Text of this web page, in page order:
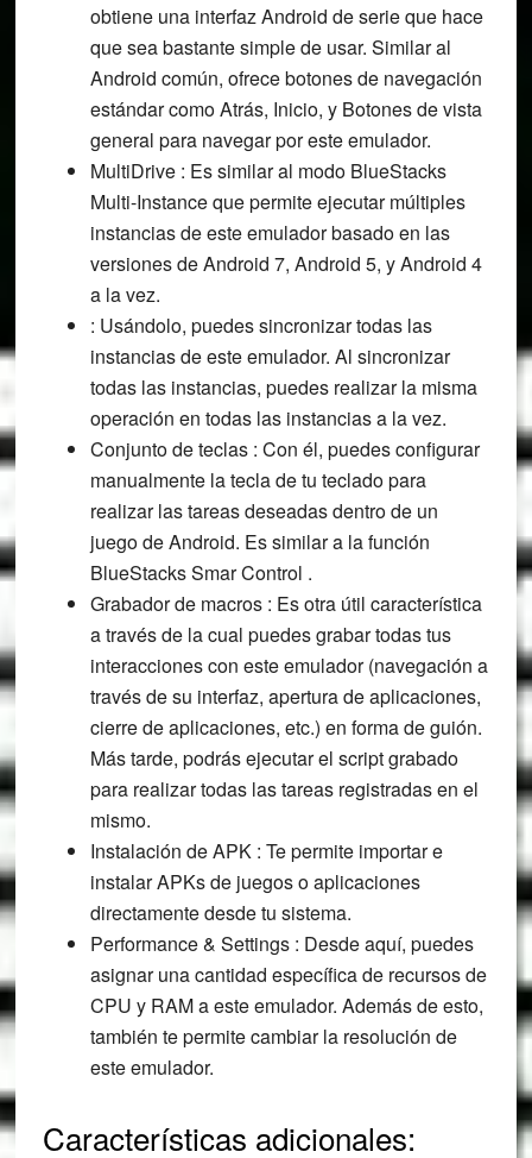
obtiene una interfaz Android de serie que hace
que sea bastante simple de usar. Similar al
Android común, ofrece botones de navegación
estándar como Atrás, Inicio, y Botones de vista
general para navegar por este emulador.
MultiDrive : Es similar al modo BlueStacks
Multi-Instance que permite ejecutar múltiples
instancias de este emulador basado en las
versiones de Android 7, Android 5, y Android 4
a la vez.
: Usándolo, puedes sincronizar todas las
instancias de este emulador. Al sincronizar
todas las instancias, puedes realizar la misma
operación en todas las instancias a la vez.
Conjunto de teclas : Con él, puedes configurar
manualmente la tecla de tu teclado para
realizar las tareas deseadas dentro de un
juego de Android. Es similar a la función
BlueStacks Smar Control .
Grabador de macros : Es otra útil característica
a través de la cual puedes grabar todas tus
interacciones con este emulador (navegación a
través de su interfaz, apertura de aplicaciones,
cierre de aplicaciones, etc.) en forma de guión.
Más tarde, podrás ejecutar el script grabado
para realizar todas las tareas registradas en el
mismo.
Instalación de APK : Te permite importar e
instalar APKs de juegos o aplicaciones
directamente desde tu sistema.
Performance & Settings : Desde aquí, puedes
asignar una cantidad específica de recursos de
CPU y RAM a este emulador. Además de esto,
también te permite cambiar la resolución de
este emulador.
Características adicionales: